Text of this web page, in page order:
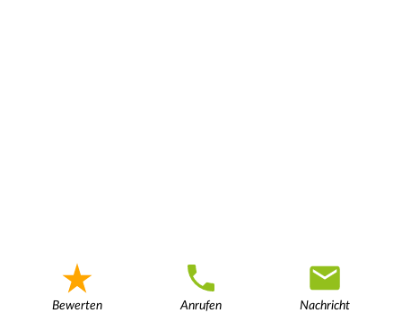
Bewerten Anrufen Nachricht